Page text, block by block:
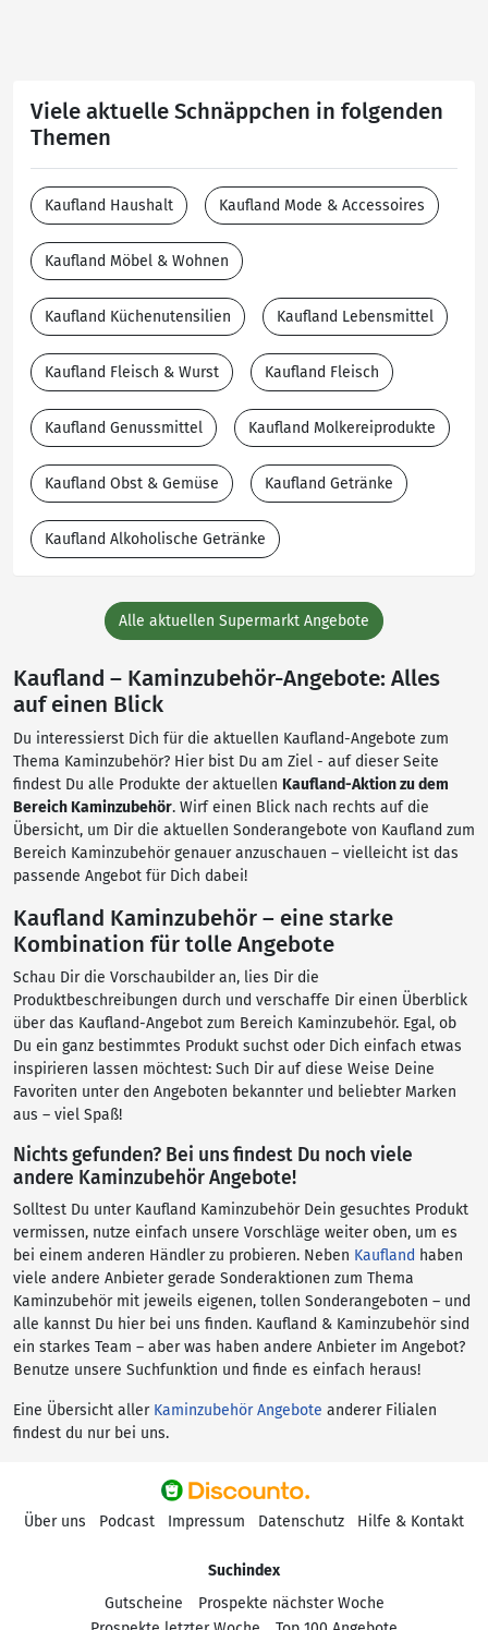
Viele aktuelle Schnäppchen in folgenden
Themen
Kaufland Haushalt Kaufland Mode & Accessoires
Kaufland Möbel & Wohnen
Kaufland Küchenutensilien Kaufland Lebensmittel
Kaufland Fleisch & Wurst Kaufland Fleisch
Kaufland Genussmittel Kaufland Molkereiprodukte
Kaufland Obst & Gemüse Kaufland Getränke
Kaufland Alkoholische Getränke
Alle aktuellen Supermarkt Angebote
Kaufland – Kaminzubehör-Angebote: Alles
auf einen Blick
Du interessierst Dich für die aktuellen Kaufland-Angebote zum
Thema Kaminzubehör? Hier bist Du am Ziel - auf dieser Seite
findest Du alle Produkte der aktuellen Kaufland-Aktion zu dem
Bereich Kaminzubehör. Wirf einen Blick nach rechts auf die
Übersicht, um Dir die aktuellen Sonderangebote von Kaufland zum
Bereich Kaminzubehör genauer anzuschauen – vielleicht ist das
passende Angebot für Dich dabei!
Kaufland Kaminzubehör – eine starke
Kombination für tolle Angebote
Schau Dir die Vorschaubilder an, lies Dir die
Produktbeschreibungen durch und verschaffe Dir einen Überblick
über das Kaufland-Angebot zum Bereich Kaminzubehör. Egal, ob
Du ein ganz bestimmtes Produkt suchst oder Dich einfach etwas
inspirieren lassen möchtest: Such Dir auf diese Weise Deine
Favoriten unter den Angeboten bekannter und beliebter Marken
aus – viel Spaß!
Nichts gefunden? Bei uns findest Du noch viele
andere Kaminzubehör Angebote!
Solltest Du unter Kaufland Kaminzubehör Dein gesuchtes Produkt
vermissen, nutze einfach unsere Vorschläge weiter oben, um es
bei einem anderen Händler zu probieren. Neben Kaufland haben
viele andere Anbieter gerade Sonderaktionen zum Thema
Kaminzubehör mit jeweils eigenen, tollen Sonderangeboten – und
alle kannst Du hier bei uns finden. Kaufland & Kaminzubehör sind
ein starkes Team – aber was haben andere Anbieter im Angebot?
Benutze unsere Suchfunktion und finde es einfach heraus!
Eine Übersicht aller Kaminzubehör Angebote anderer Filialen
findest du nur bei uns.
Über uns Podcast Impressum Datenschutz Hilfe & Kontakt
Suchindex
Gutscheine
Prospekte nächster Woche